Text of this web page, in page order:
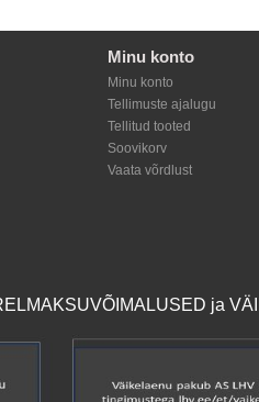
Minu konto
Minu konto
Tellimuste ajalugu
Tellitud tooted
Soovikorv
Vaata võrdlust
ja